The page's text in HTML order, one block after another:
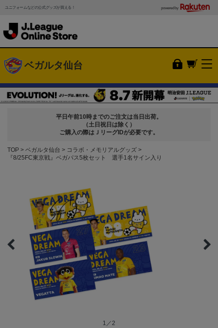
ユニフォームなどの公式グッズが買える！ powered by
ベガルタ仙台
平日午前10時までのご注文は当日出荷。
（土日祝日は除く）
ご購入の際はＪリーグIDが必要です。
TOP ベガルタ仙台
コラボ・メモリアルグッズ
『8/25FC東京戦』ベガパス5枚セット 選手1名サイン入り
1／2